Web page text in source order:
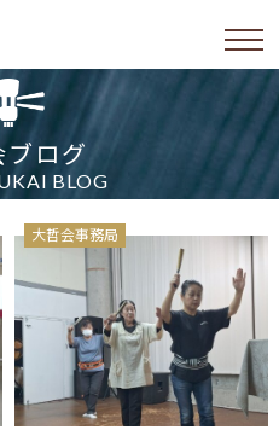
ブログ
BLOG
大哲会事務局